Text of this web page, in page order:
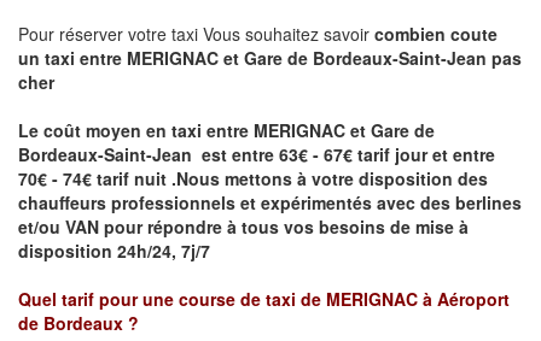
Pour réserver votre taxi Vous souhaitez savoir combien coute
un taxi entre MERIGNAC et Gare de Bordeaux-Saint-Jean pas
cher
Le coût moyen en taxi entre MERIGNAC et Gare de
Bordeaux-Saint-Jean est entre 63€ - 67€ tarif jour et entre
70€ - 74€ tarif nuit .Nous mettons à votre disposition des
chauffeurs professionnels et expérimentés avec des berlines
et/ou VAN pour répondre à tous vos besoins de mise à
disposition 24h/24, 7j/7
Quel tarif pour une course de taxi de MERIGNAC à Aéroport
de Bordeaux ?